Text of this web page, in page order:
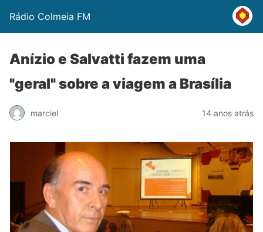
Rádio Colmeia FM
Anízio e Salvatti fazem uma
"geral" sobre a viagem a Brasília
marciel 14 anos atrás